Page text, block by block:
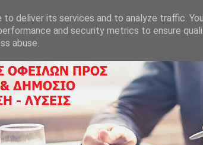
deliver its services and to analyze traffic.
and security metrics to ensure
abuse.